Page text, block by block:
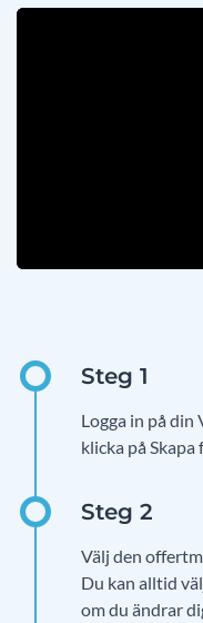
Logga in på
klicka på
Välj den
Du kan alltid
om du ändrar